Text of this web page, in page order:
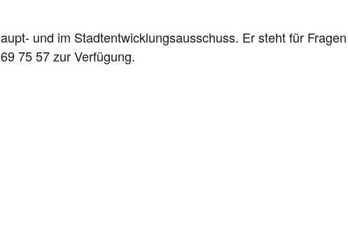
und im Stadtentwicklungsausschuss. Er steht für Fragen
75 57 zur Verfügung.